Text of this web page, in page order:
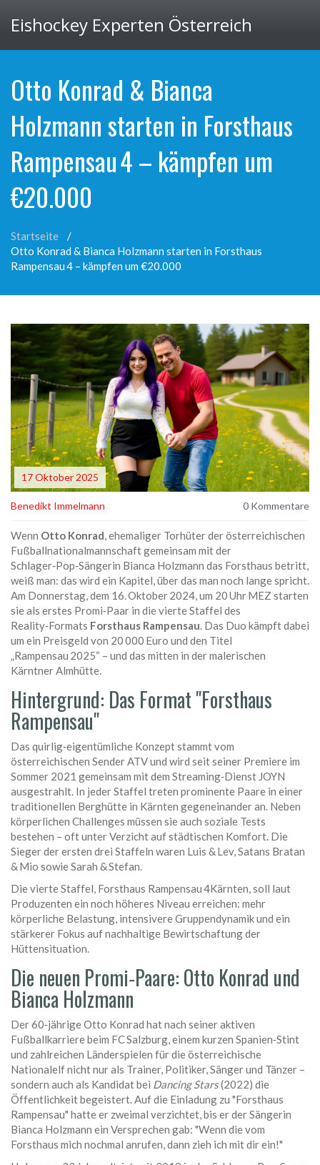
Eishockey Experten Österreich
Otto Konrad & Bianca
Holzmann starten in Forsthaus
Rampensau 4 – kämpfen um
€20.000
Startseite
Otto Konrad & Bianca Holzmann starten in Forsthaus
Rampensau 4 – kämpfen um €20.000
17 Oktober 2025
Benedikt Immelmann 0 Kommentare
Wenn Otto Konrad,ehemaliger Torhüter der österreichischen
Fußballnationalmannschaftgemeinsam mit der
Schlager‑Pop‑Sängerin Bianca Holzmann das Forsthaus betritt,
weiß man: das wird ein Kapitel, über das man noch lange spricht.
Am Donnerstag, dem 16. Oktober 2024, um 20 Uhr MEZ starten
sie als erstes Promi‑Paar in die vierte Staffel des
Reality‑Formats Forsthaus Rampensau. Das Duo kämpft dabei
um ein Preisgeld von 20 000 Euro und den Titel
„Rampensau 2025“ – und das mitten in der malerischen
Kärntner Almhütte.
Hintergrund: Das Format "Forsthaus
Rampensau"
Das quirlig‑eigentümliche Konzept stammt vom
österreichischen SenderATVund wird seit seiner Premiere im
Sommer 2021 gemeinsam mit dem Streaming‑Dienst JOYN
ausgestrahlt. In jeder Staffel treten prominente Paare in einer
traditionellen Berg­hütte in Kärnten gegeneinander an. Neben
körperlichen Challenges müssen sie auch soziale Tests
bestehen – oft unter Verzicht auf städtischen Komfort. Die
Sieger der ersten drei Staffeln waren Luis & Lev, Satans Bratan
& Mio sowie Sarah & Stefan.
Die vierte Staffel, Forsthaus Rampensau 4Kärnten, soll laut
Produzenten ein noch höheres Niveau erreichen: mehr
körperliche Belastung, intensivere Gruppendynamik und ein
stärkerer Fokus auf nachhaltige Bewirtschaftung der
Hüttensituation.
Die neuen Promi‑Paare: Otto Konrad und
Bianca Holzmann
Der 60‑jährigeOtto Konrad hat nach seiner aktiven
Fußballkarriere beim FC Salzburg, einem kurzen Spanien‑Stint
und zahlreichen Länderspielen für die österreichische
Nationalelf nicht nur als Trainer, Politiker, Sänger und Tänzer –
sondern auch als Kandidat bei Dancing Stars(2022) die
Öffentlichkeit begeistert. Auf die Einladung zu "Forsthaus
Rampensau" hatte er zweimal verzichtet, bis er der Sängerin
Bianca Holzmann ein Versprechen gab: "Wenn die vom
Forsthaus mich nochmal anrufen, dann zieh ich mit dir ein!"